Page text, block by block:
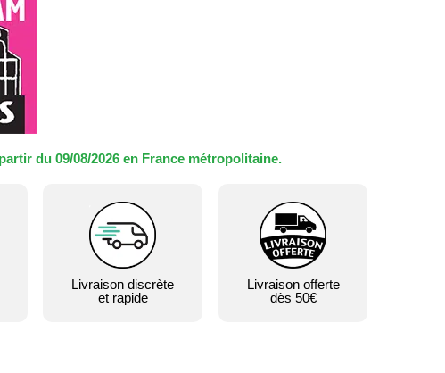
du 09/08/2026 en France métropolitaine.
Livraison discrète
et rapide
Livraison offerte
dès 50€